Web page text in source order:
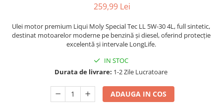
Intretinere baterie si sisteme
electrice
Restaurare Faruri
Intretinere Auto
259,99 Lei
Ulei motor premium Liqui Moly Special Tec LL 5W-30 4L, full sintetic,
destinat motoarelor moderne pe benzină și diesel, oferind protecție
excelentă și intervale LongLife.
IN STOC
Durata de livrare: 1-2 Zile Lucratoare
ADAUGA IN COS